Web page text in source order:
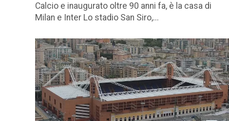
Calcio e inaugurato oltre 90 anni fa, è la casa di
Milan e Inter Lo stadio San Siro,...